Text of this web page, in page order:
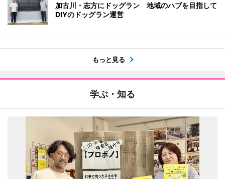
加古川・志方にドッグラン 地域のハブを目指して
DIYのドッグラン運営
もっと見る
学ぶ・知る